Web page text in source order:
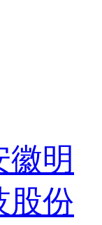
徽明
股份